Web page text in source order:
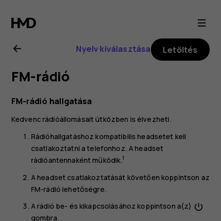
Nokia
8.1
felhasználói
kézikönyv
Nyelv kiválasztása Letöltés
FM-rádió
FM-rádió hallgatása
Kedvenc rádióállomásait útközben is élvezheti.
Rádióhallgatáshoz kompatibilis headsetet kell
csatlakoztatni a telefonhoz. A headset
rádióantennaként működik.1
A headset csatlakoztatását követően koppintson az
FM-rádió lehetőségre.
A rádió be- és kikapcsolásához koppintson a(z) power_settings_new
gombra.